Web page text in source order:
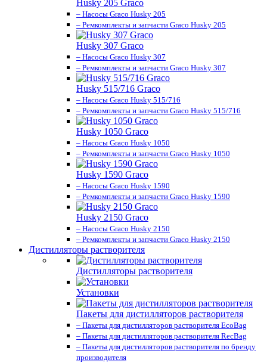
Husky 205 Graco
– Насосы Graco Husky 205
– Ремкомплекты и запчасти Graco Husky 205
Husky 307 Graco
– Насосы Graco Husky 307
– Ремкомплекты и запчасти Graco Husky 307
Husky 515/716 Graco
– Насосы Graco Husky 515/716
– Ремкомплекты и запчасти Graco Husky 515/716
Husky 1050 Graco
– Насосы Graco Husky 1050
– Ремкомплекты и запчасти Graco Husky 1050
Husky 1590 Graco
– Насосы Graco Husky 1590
– Ремкомплекты и запчасти Graco Husky 1590
Husky 2150 Graco
– Насосы Graco Husky 2150
– Ремкомплекты и запчасти Graco Husky 2150
Дистилляторы растворителя
Дистилляторы растворителя
Установки
Пакеты для дистилляторов растворителя
– Пакеты для дистилляторов растворителя EcoBag
– Пакеты для дистилляторов растворителя RecBag
– Пакеты для дистилляторов растворителя по бренду
производителя